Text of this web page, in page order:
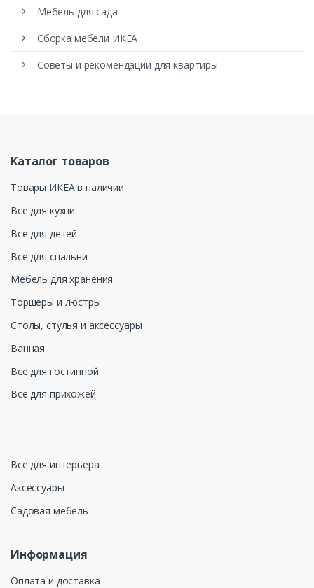
Мебель для сада
Сборка мебели ИКЕА
Советы и рекомендации для квартиры
Каталог товаров
Товары ИКЕА в наличии
Все для кухни
Все для детей
Все для спальни
Мебель для хранения
Торшеры и люстры
Столы, стулья и аксессуары
Ванная
Все для гостинной
Все для прихожей
Все для интерьера
Аксессуары
Садовая мебель
Информация
Оплата и доставка